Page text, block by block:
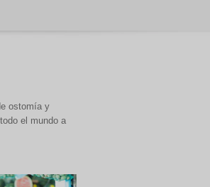
ostomía y
el mundo a